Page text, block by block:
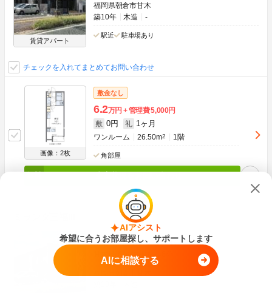
賃貸アパート
福岡県朝倉市甘木
築10年
木造 -
駅近 駐車場あり
チェックを入れてまとめてお問い合わせ
画像：2枚
敷金なし
6.2万円 管理費5,000円
敷 0円 礼 1ヶ月
ワンルーム 26.50m2 1階
角部屋
西鉄甘木線 甘木駅 徒歩4分
甘木鉄道 甘木駅 徒歩6分
AIアシスト
希望に合うお部屋探し、サポートします
AIに相談する